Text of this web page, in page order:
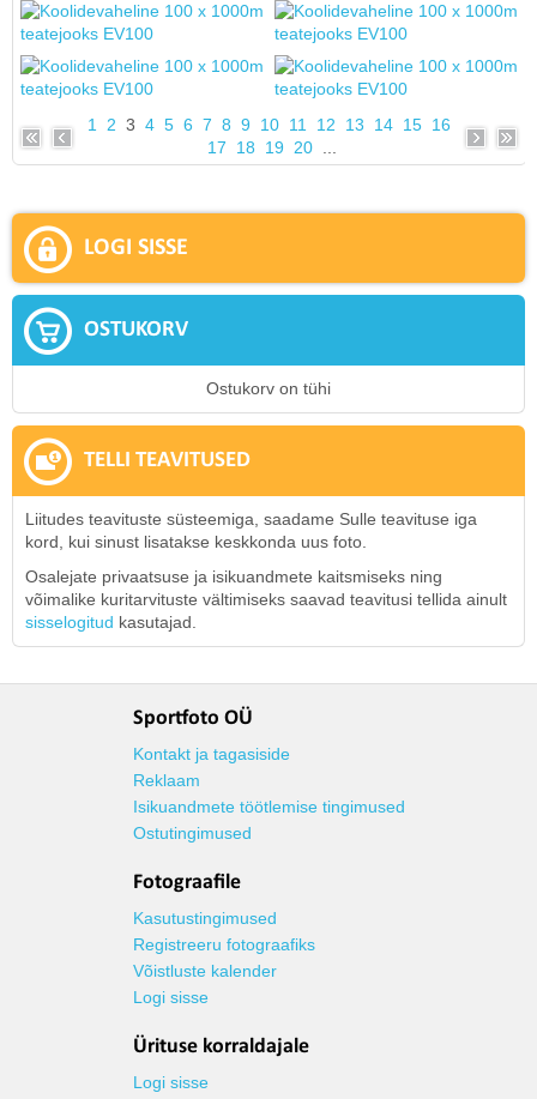
1 2 3 4 5 6 7 8 9 10 11 12 13 14 15 16
17
18 19 20...
LOGI SISSE
OSTUKORV
Ostukorv on tühi
TELLI TEAVITUSED
Liitudes teavituste süsteemiga, saadame Sulle teavituse iga
kord, kui sinust lisatakse keskkonda uus foto.
Osalejate privaatsuse ja isikuandmete kaitsmiseks ning
võimalike kuritarvituste vältimiseks saavad teavitusi tellida ainult
sisselogitud kasutajad.
Sportfoto OÜ
Kontakt ja tagasiside
Reklaam
Isikuandmete töötlemise tingimused
Ostutingimused
Fotograafile
Kasutustingimused
Registreeru fotograafiks
Võistluste kalender
Logi sisse
Ürituse korraldajale
Logi sisse